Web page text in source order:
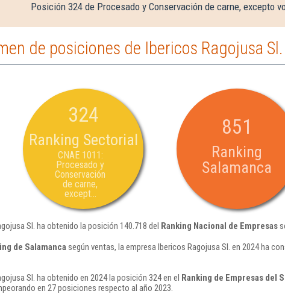
Posición 324 de Procesado y Conservación de carne, excepto
de posiciones de Ibericos Ragojusa Sl.
324
Ranking Sectorial
CNAE 1011:
Procesado y
Conservación
de carne,
except...
851
Ranking
Salamanca
Sl. ha obtenido la posición 140.718 del Ranking Nacional de Empresas
de Salamanca según ventas, la empresa Ibericos Ragojusa Sl. en 2024 ha
Sl. ha obtenido en 2024 la posición 324 en el Ranking de Empresas del
en 27 posiciones respecto al año 2023.